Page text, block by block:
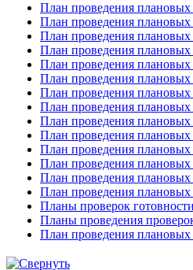
План проведения плановых
План проведения плановых
План проведения плановых
План проведения плановых
План проведения плановых
План проведения плановых
План проведения плановых
План проведения плановых
План проведения плановых
План проведения плановых
План проведения плановых
План проведения плановых
План проведения плановых
План проведения плановых
Планы проверок
Планы проведения
План проведения плановых